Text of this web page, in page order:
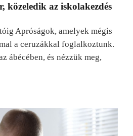
közeledik az iskolakezdés
Apróságok, amelyek mégis
a ceruzákkal foglalkoztunk.
ábécében, és nézzük meg,